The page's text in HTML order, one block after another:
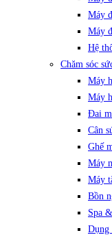
Máy
Máy
Hệ
Chăm sóc
Máy
Máy
Đai
Cân
Ghế
Máy
Máy
Bồn
Spa
Dụng